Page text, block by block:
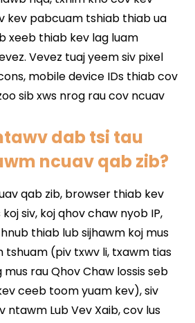
dab tsi tau
ncuav qab zib?